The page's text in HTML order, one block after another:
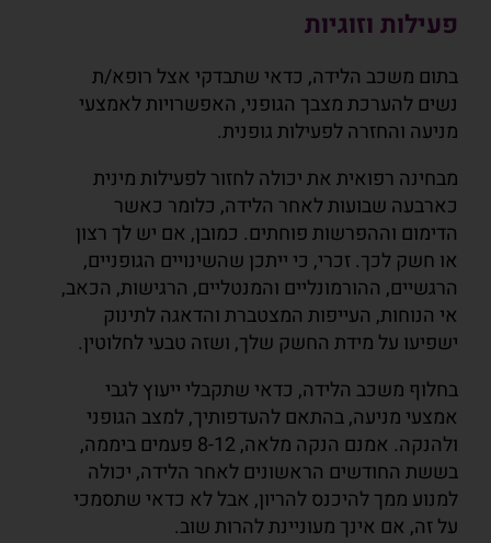
פעילות וזוגיות
בתום משכב הלידה, כדאי שתבדקי אצל רופא/ת
נשים להערכת מצבך הגופני, האפשרויות לאמצעי
מניעה והחזרה לפעילות גופנית.
מבחינה רפואית את יכולה לחזור לפעילות מינית
כארבעה שבועות לאחר הלידה, כלומר כאשר
הדימום וההפרשות פוחתים. כמובן, אם יש לך רצון
או חשק לכך. זכרי, כי ייתכן שהשינויים הגופניים,
הרגשיים, ההורמונליים והמנטליים, הרגישות, הכאב,
אי הנוחות, העייפות המצטברת והדאגה לתינוק
ישפיעו על מידת החשק שלך, ושזה טבעי לחלוטין.
בחלוף משכב הלידה, כדאי שתקבלי ייעוץ לגבי
אמצעי מניעה, בהתאם להעדפותיך, למצב הגופני
ולהנקה. אמנם הנקה מלאה, 8-12 פעמים ביממה,
בששת החודשים הראשונים לאחר הלידה, יכולה
למנוע ממך להיכנס להריון, אבל לא כדאי שתסמכי
על זה, אם אינך מעוניינת להרות שוב.